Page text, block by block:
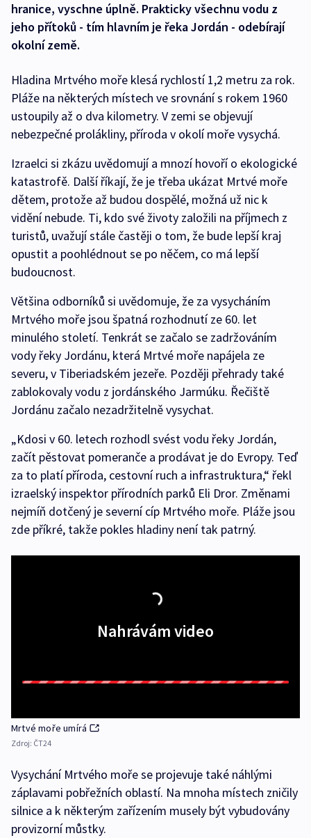
hranice, vyschne úplně. Prakticky všechnu vodu z
jeho přítoků - tím hlavním je řeka Jordán - odebírají
okolní země.
Hladina Mrtvého moře klesá rychlostí 1,2 metru za rok.
Pláže na některých místech ve srovnání s rokem 1960
ustoupily až o dva kilometry. V zemi se objevují
nebezpečné prolákliny, příroda v okolí moře vysychá.
Izraelci si zkázu uvědomují a mnozí hovoří o ekologické
katastrofě. Další říkají, že je třeba ukázat Mrtvé moře
dětem, protože až budou dospělé, možná už nic k
vidění nebude. Ti, kdo své životy založili na příjmech z
turistů, uvažují stále častěji o tom, že bude lepší kraj
opustit a poohlédnout se po něčem, co má lepší
budoucnost.
Většina odborníků si uvědomuje, že za vysycháním
Mrtvého moře jsou špatná rozhodnutí ze 60. let
minulého století. Tenkrát se začalo se zadržováním
vody řeky Jordánu, která Mrtvé moře napájela ze
severu, v Tiberiadském jezeře. Později přehrady také
zablokovaly vodu z jordánského Jarmúku. Řečiště
Jordánu začalo nezadržitelně vysychat.
„Kdosi v 60. letech rozhodl svést vodu řeky Jordán,
začít pěstovat pomeranče a prodávat je do Evropy. Teď
za to platí příroda, cestovní ruch a infrastruktura,“ řekl
izraelský inspektor přírodních parků Eli Dror. Změnami
nejmíň dotčený je severní cíp Mrtvého moře. Pláže jsou
zde příkré, takže pokles hladiny není tak patrný.
Nahrávám video
Mrtvé moře umírá
Zdroj: ČT24
Vysychání Mrtvého moře se projevuje také náhlými
záplavami pobřežních oblastí. Na mnoha místech zničily
silnice a k některým zařízením musely být vybudovány
provizorní můstky.